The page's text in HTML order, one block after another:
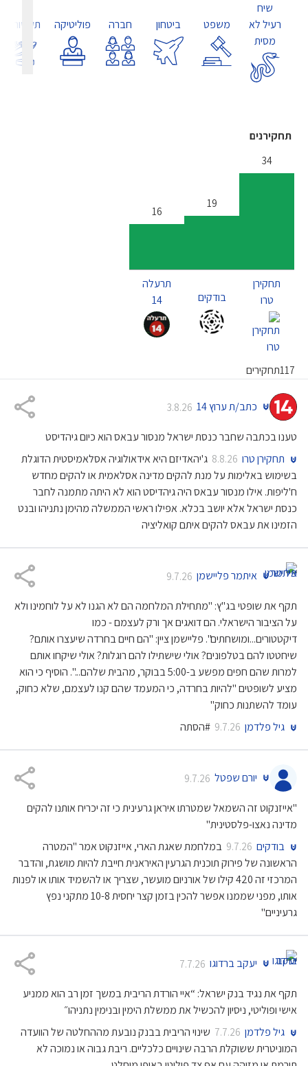
שיח
רעיל לא
מסית
משפט ביטחון חברה פוליטיקה תקשורת
תחקירנים
34
19
16
תחקירן
טרו
בודקים
תרעלה
14
117תחקירים
כתב/ת ערוץ 14 3.8.26
טענו בכתבה שחבר כנסת ישראל מנסור עבאס הוא כיום גיהדיסט
תחקירן טרו 8.8.26 ג'יהאדיזם היא אידאולוגיה אסלאמיסטית הדוגלת
בשימוש באלימות על מנת להקים מדינה אסלאמית או להקים מחדש
ח'ליפות. אילו מנסור עבאס היה גיהדיסט הוא לא היתה מתמנה לחבר
כנסת ישראל אלא יושב בכלא. אפילו ראשי הממשלה מהימן נתניהו ובנט
הזמינו את עבאס להקים איתם קואליציה
איתמר פליישמן 9.7.26
תקף את שופטי בג"ץ: "מתחילת המלחמה הם לא הגנו לא על לוחמינו ולא
על הציבור הישראלי. הם דואגים אך ורק לעצמם - כמו
דיקטטורים...ומושחתים". פליישמן ציין: "הם חיים בחרדה שיעצרו אותם?
שיחטטו להם בטלפונים? אולי שישתילו להם רוגלות? אולי שיקחו אותם
למרות שהם חפים מפשע ב-5:00 בבוקר, מהבית שלהם...". הוסיף כי הוא
מציע לשופטים "להיות בחרדה, כי המעמד שהם קנו לעצמם, שלא כחוק,
עומד להשתנות כחוק"
גיל פלדמן 9.7.26 #הסתה
יורם שפטל 9.7.26
"אייזנקוט זה השמאל שמטרתו איראן גרעינית כי זה יכריח אותנו להקים
מדינה נאצו-פלסטינית"
בודקים 9.7.26 במלחמת שאגת הארי, אייזנקוט אמר "המטרה
הראשונה של פירוק תוכנית הגרעין האיראנית חייבת להיות מושגת, והדבר
המרכזי זה 420 קילו של אורניום מועשר, שצריך או להשמיד אותו או לפנות
אותו, מפני שממנו אפשר להכין בזמן קצר יחסית 10-8 מתקני נפץ
גרעיניים"
יעקב ברדוגו 7.7.26
תקף את נגיד בנק ישראל: “איי הורדת הריבית במשך זמן רב הוא ממניע
אישי ופוליטי, ניסיון להכשיל את ממשלת הימין ובנימין נתניהו״
גיל פלדמן 7.7.26 שינוי הריבית בבנק נובעת מההחלטה של הוועדה
המוניטרית ששוקלת הרבה שינויים כלכליים. ריבת גבוה או נמוכה לא